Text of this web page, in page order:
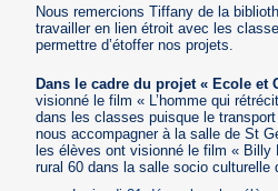
Nous remercions Tiffany de la
travailler en lien étroit avec les
permettre d’étoffer nos projets.
Dans le cadre du projet « Ecole et
visionné le film « L’homme qui
dans les classes puisque le
nous accompagner à la salle de St
les élèves ont visionné le film «
rural 60 dans la salle socio culturelle